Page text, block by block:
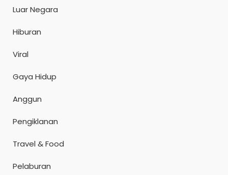
Luar Negara
Hiburan
Viral
Gaya Hidup
Anggun
Pengiklanan
Travel & Food
Pelaburan